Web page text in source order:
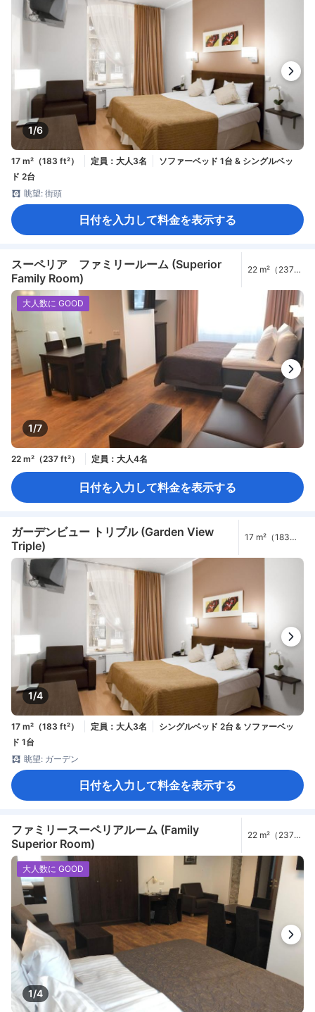
1/6
17 m²（183 ft²） 定員：大人3名
ソファーベッド 1台 & シングルベッ
ド 2台
眺望: 街頭
日付を入力して料金を表示する
スーペリア ファミリールーム (Superior
Family Room)
22 m²（237
1/7
大人数に GOOD
22 m²（237 ft²） 定員：大人4名
日付を入力して料金を表示する
ガーデンビュー トリプル (Garden View
Triple)
17 m²（183
1/4
17 m²（183 ft²） 定員：大人3名
シングルベッド 2台 & ソファーベッ
ド 1台
眺望: ガーデン
日付を入力して料金を表示する
ファミリースーペリアルーム (Family
Superior Room)
22 m²（237
1/4
大人数に GOOD